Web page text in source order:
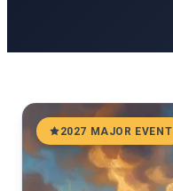
2027 MAJOR EVENT